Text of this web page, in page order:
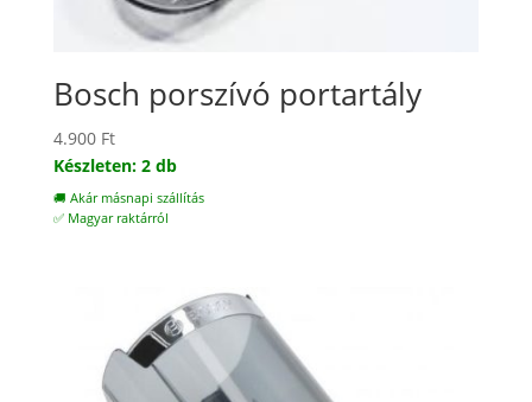
Bosch porszívó portartály
4.900 Ft
Készleten: 2 db
🚚 Akár másnapi szállítás
✅ Magyar raktárról